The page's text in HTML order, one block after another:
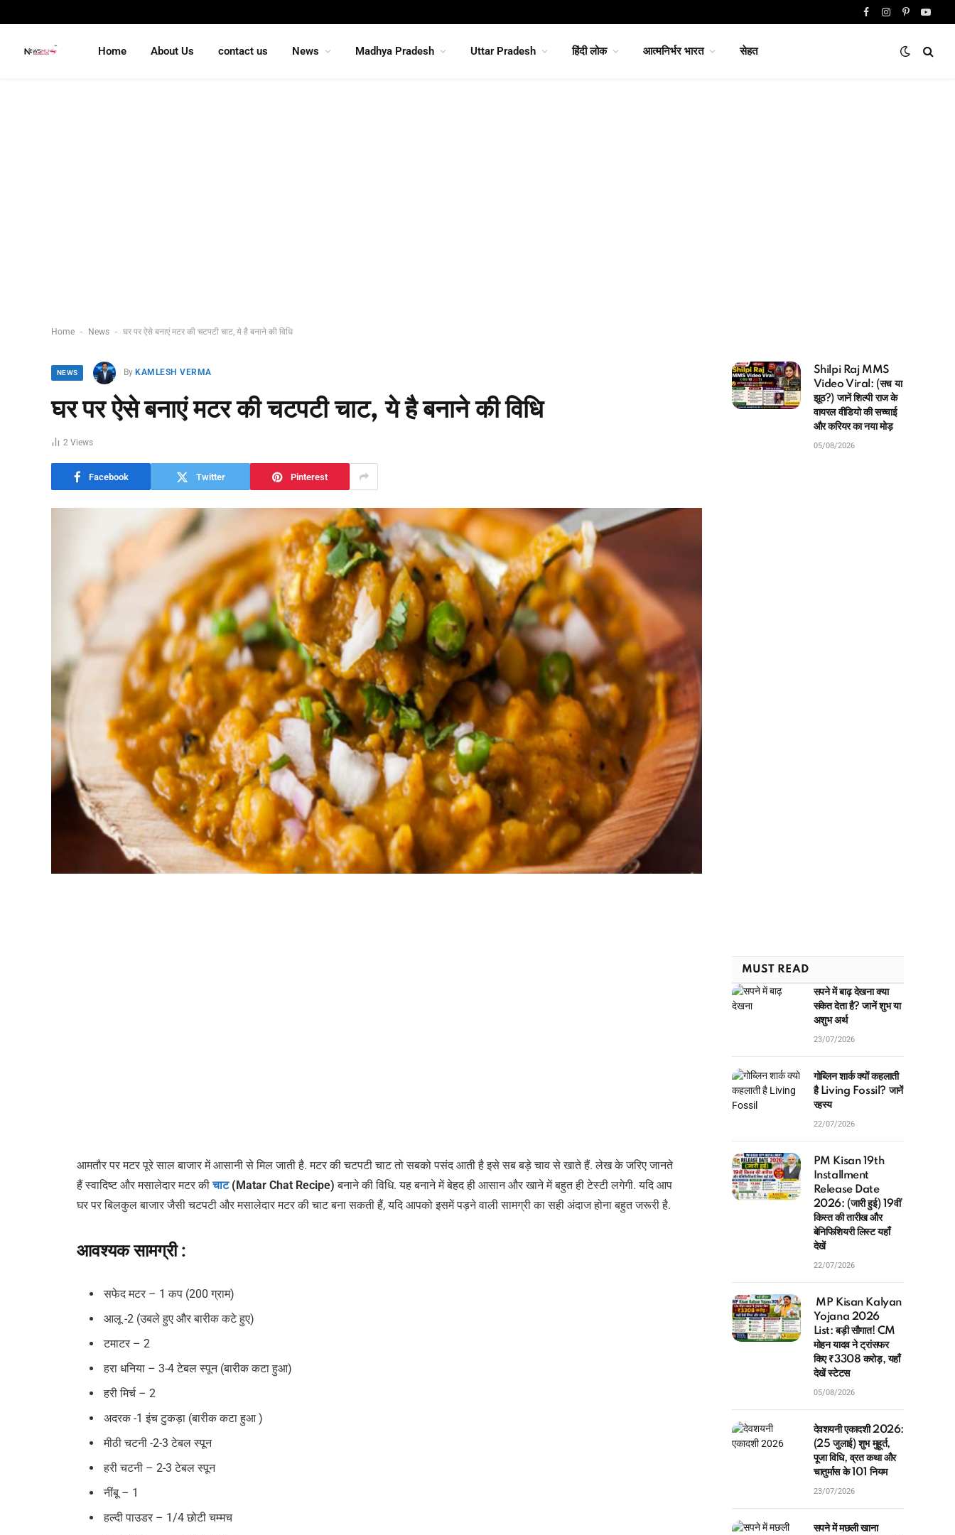
FacebookInstagram
Pinterest
Home About Us contact us News Madhya Pradesh Uttar Pradesh हिंदी लोक आत्मनिर्भर भारत सेहत
Home - News - घर पर ऐसे बनाएं मटर की चटपटी चाट, ये है बनाने की विधि
NEWS By KAMLESH VERMA
घर पर ऐसे बनाएं मटर की चटपटी चाट, ये है बनाने की विधि
2 Views
Facebook Twitter Pinterest
आमतौर पर मटर पूरे साल बाजार में आसानी से मिल जाती है. मटर की चटपटी चाट तो सबको पसंद आती है इसे सब बड़े चाव से खाते हैं. लेख के जरिए जानते
हैं स्वादिष्ट और मसालेदार मटर कीचाट(Matar Chat Recipe)बनाने की विधि. यह बनाने में बेहद ही आसान और खाने में बहुत ही टेस्टी लगेगी. यदि आप
घर पर बिलकुल बाजार जैसी चटपटी और मसालेदार मटर की चाट बना सकती हैं, यदि आपको इसमें पड़ने वाली सामग्री का सही अंदाज होना बहुत जरूरी है.
आवश्यक सामग्री :
सफेद मटर – 1 कप (200 ग्राम)
आलू -2 (उबले हुए और बारीक कटे हुए)
टमाटर – 2
हरा धनिया – 3-4 टेबल स्पून (बारीक कटा हुआ)
हरी मिर्च – 2
अदरक -1 इंच टुकड़ा (बारीक कटा हुआ )
मीठी चटनी -2-3 टेबल स्पून
हरी चटनी – 2-3 टेबल स्पून
नींबू – 1
हल्दी पाउडर – 1/4 छोटी चम्मच
Shilpi Raj MMS
Video Viral: (सच या
झूठ?) जानें शिल्पी राज के
वायरल वीडियो की सच्चाई
और करियर का नया मोड़
05/08/2026
MUST READ
सपने में बाढ़ देखना क्या
संकेत देता है? जानें शुभ या
अशुभ अर्थ
23/07/2026
गोब्लिन शार्क क्यों कहलाती
है Living Fossil? जानें
रहस्य
22/07/2026
PM Kisan 19th
Installment
Release Date
2026: (जारी हुई) 19वीं
किस्त की तारीख और
बेनिफिशियरी लिस्ट यहाँ
देखें
22/07/2026
MP Kisan Kalyan
Yojana 2026
List: बड़ी सौगात! CM
मोहन यादव ने ट्रांसफर
किए ₹3308 करोड़, यहाँ
देखें स्टेटस
05/08/2026
देवशयनी एकादशी 2026:
(25 जुलाई) शुभ मुहूर्त,
पूजा विधि, व्रत कथा और
चातुर्मास के 101 नियम
23/07/2026
सपने में मछली खाना